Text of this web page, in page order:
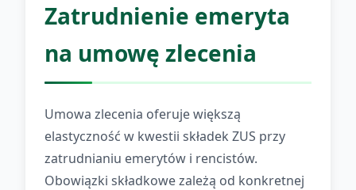
Zatrudnienie emeryta
na umowę zlecenia
Umowa zlecenia oferuje większą
elastyczność w kwestii składek ZUS przy
zatrudnianiu emerytów i rencistów.
Obowiązki składkowe zależą od konkretnej